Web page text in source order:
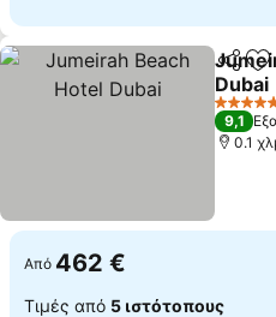
Dubai
5
9,1
0.1
Από 462 €
Τιμές από 5 ιστότοπους